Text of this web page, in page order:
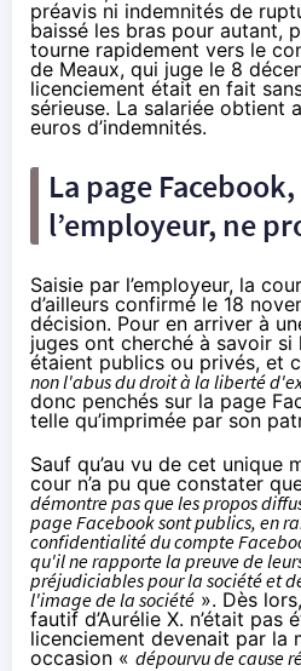
préavis ni indemnités de
baissé les bras pour autant,
tourne rapidement vers le
de Meaux, qui juge le 8
licenciement était en fait
sérieuse. La salariée obtient
euros d’indemnités.
La page
l’employeur, ne
Saisie par l’employeur, la
d’ailleurs confirmé le 18
décision. Pour en arriver à
juges ont cherché à savoir
étaient publics ou privés, et
non l'abus du droit à la liberté
donc penchés sur la page
telle qu’imprimée par son
Sauf qu’au vu de cet unique
cour n’a pu que constater
démontre pas que les propos
page Facebook sont publics, en
confidentialité du compte
qu'il ne rapporte la preuve de
préjudiciables pour la société et
l'image de la société ». Dès
fautif d’Aurélie X. n’était pas
licenciement devenait par la
occasion « dépourvu de cause